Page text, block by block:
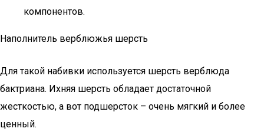
компонентов.
Наполнитель верблюжья шерсть
Для такой набивки используется шерсть верблюда
бактриана. Ихняя шерсть обладает достаточной
жесткостью, а вот подшерсток – очень мягкий и более
ценный.